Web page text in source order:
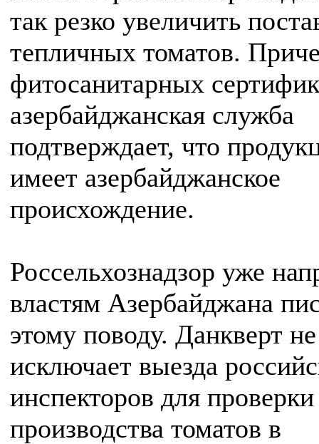
так резко увеличить
тепличных томатов.
фитосанитарных
азербайджанская служба
подтверждает, что
имеет азербайджанское
происхождение.
Россельхознадзор уже
властям Азербайджана
этому поводу. Данкверт не
исключает выезда
инспекторов для
производства томатов в